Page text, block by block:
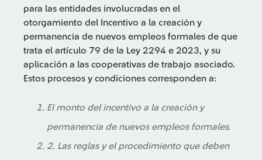
para las entidades involucradas en el
otorgamiento del Incentivo a la creación y
permanencia de nuevos empleos formales de que
trata el artículo 79 de la Ley 2294 e 2023, y su
aplicación a las cooperativas de trabajo asociado.
Estos procesos y condiciones corresponden a:
El monto del incentivo a la creación y
permanencia de nuevos empleos formales.
2. Las reglas y el procedimiento que deben